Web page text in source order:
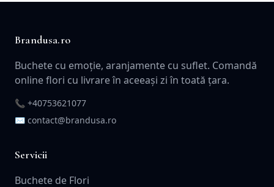
Brandusa.ro
Buchete cu emoție, aranjamente cu suflet. Comandă
online flori cu livrare în aceeași zi în toată țara.
📞 +40753621077
✉️ contact@brandusa.ro
Servicii
Buchete de Flori